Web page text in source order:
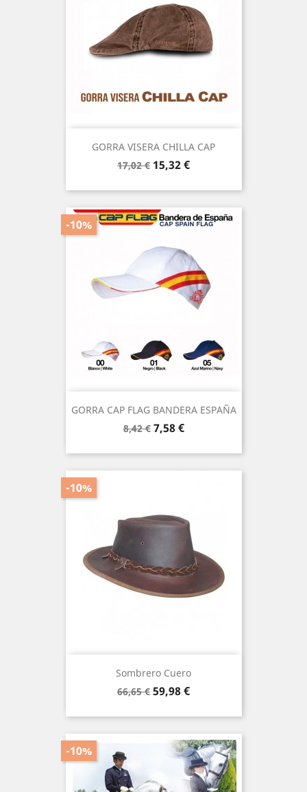
GORRA VISERA CHILLA CAP
Precio
17,02 € Precio
15,32 €
GORRA CAP FLAG BANDERA ESPAÑA
Precio
8,42 €
-10%
Precio
7,58 €
Sombrero Cuero
Precio
66,65 €
-10%
Precio
59,98 €
-10%